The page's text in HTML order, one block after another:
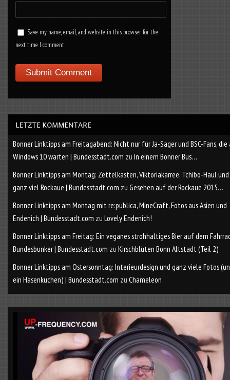
Save my name, email, and website in this browser for the
next time I comment
Bonner Linktipps am Freitagabend: Nicht nur für Ja-Sager und BSC-Fans,
Windows 10 warten | Bundesstadt.com zu In einem Bonner Bus…
Bonner Linktipps am Montag: Zettelkasten, Viktoriakarree, Tchibo-Haul und
ganz viel Rockaue | Bundesstadt.com zu Gesehen auf der Rockaue 2015…
Bonner Linktipps am Montag mit re:publica, MineCraft, Fotos aus Asien und
Endenich | Bundesstadt.com zu Lovely Endenich!
Bonner Linktipps am Freitag: Ein veganes strohhaltiges Bier auf dem
Bundesbunker | Bundesstadt.com zu Kirschblüten Bonn Altstadt (Teil 2)
Bonner Linktipps am Ostersonntag: Interieurdesign und ganz viele Fotos
ein Hasenkuchen) | Bundesstadt.com zu Chameleon